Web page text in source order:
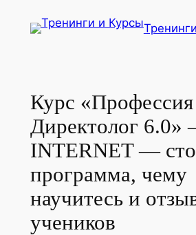
Курс «Профессия
Директолог 6.0»
INTERNET —
программа, чему
научитесь и
учеников